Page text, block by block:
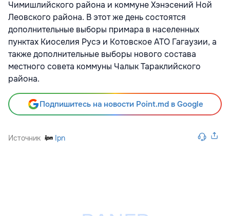
Чимишлийского района и коммуне Хэнэсений Ной
Леовского района. В этот же день состоятся
дополнительные выборы примара в населенных
пунктах Киоселия Русэ и Котовское АТО Гагаузии, а
также дополнительные выборы нового состава
местного совета коммуны Чалык Тараклийского
района.
Подпишитесь на новости Point.md в Google
Источник Ipn